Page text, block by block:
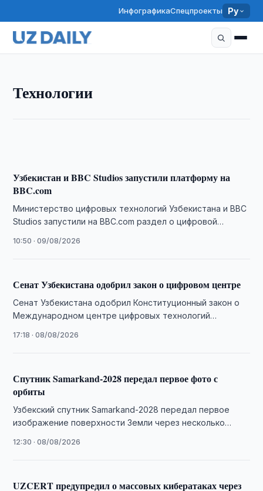
ИнфографикаСпецпроекты Ру
Технологии
Узбекистан и BBC Studios запустили платформу на
BBC.com
Министерство цифровых технологий Узбекистана и BBC
Studios запустили на BBC.com раздел о цифровой
10:50 · 09/08/2026
Сенат Узбекистана одобрил закон о цифровом центре
Сенат Узбекистана одобрил Конституционный закон о
Международном центре цифровых технологий
17:18 · 08/08/2026
Спутник Samarkand-2028 передал первое фото с
орбиты
Узбекский спутник Samarkand-2028 передал первое
изображение поверхности Земли через несколько
12:30 · 08/08/2026
UZCERT предупредил о массовых кибератаках через